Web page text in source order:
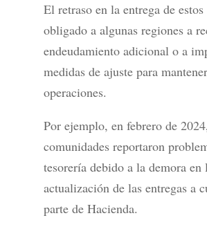
El retraso en la entrega de
obligado a algunas regiones a
endeudamiento adicional o a
medidas de ajuste para
operaciones.
Por ejemplo, en febrero de
comunidades reportaron
tesorería debido a la demora en
actualización de las entregas a
parte de Hacienda.